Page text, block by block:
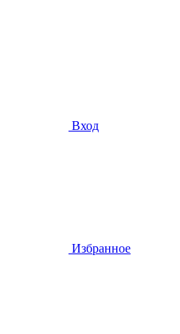
Вход
Избранное